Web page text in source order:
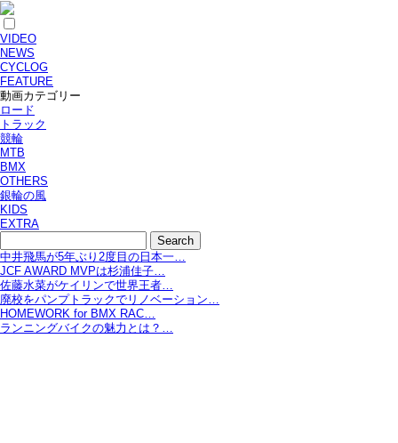
VIDEO
NEWS
CYCLOG
FEATURE
動画カテゴリー
ロード
トラック
競輪
MTB
BMX
OTHERS
銀輪の風
KIDS
EXTRA
中井飛馬が5年ぶり2度目の日本一…
JCF AWARD MVPは杉浦佳子…
佐藤水菜がケイリンで世界王者…
廃校をパンプトラックでリノベーション…
HOMEWORK for BMX RAC…
ランニングバイクの魅力とは？…